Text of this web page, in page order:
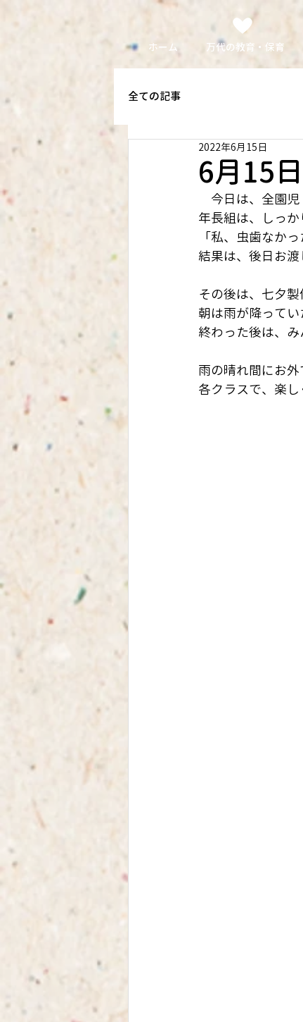
ホーム 万代の教育・保育
全ての記事
6月15
2022年6月15日
今日は、全園児
年長組は、しっか
「私、虫歯なか
結果は、後日お渡
その後は、七夕
朝は雨が降って
終わった後は、み
雨の晴れ間にお
各クラスで、楽